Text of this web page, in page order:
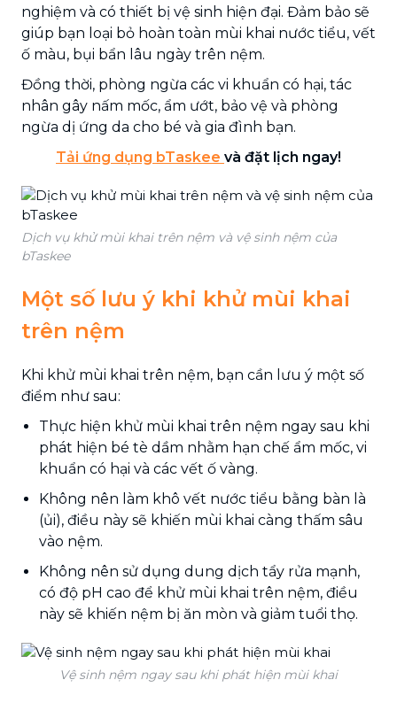
nghiệm và có thiết bị vệ sinh hiện đại. Đảm bảo sẽ
giúp bạn loại bỏ hoàn toàn mùi khai nước tiểu, vết
ố màu, bụi bẩn lâu ngày trên nệm.
Đồng thời, phòng ngừa các vi khuẩn có hại, tác
nhân gây nấm mốc, ẩm ướt, bảo vệ và phòng
ngừa dị ứng da cho bé và gia đình bạn.
Tải ứng dụng bTaskee và đặt lịch ngay!
Dịch vụ khử mùi khai trên nệm và vệ sinh nệm của
bTaskee
Một số lưu ý khi khử mùi khai
trên nệm
Khi khử mùi khai trên nệm, bạn cần lưu ý một số
điểm như sau:
Thực hiện khử mùi khai trên nệm ngay sau khi
phát hiện bé tè dầm nhằm hạn chế ẩm mốc, vi
khuẩn có hại và các vết ố vàng.
Không nên làm khô vết nước tiểu bằng bàn là
(ủi), điều này sẽ khiến mùi khai càng thấm sâu
vào nệm.
Không nên sử dụng dung dịch tẩy rửa mạnh,
có độ pH cao để khử mùi khai trên nệm, điều
này sẽ khiến nệm bị ăn mòn và giảm tuổi thọ.
Vệ sinh nệm ngay sau khi phát hiện mùi khai